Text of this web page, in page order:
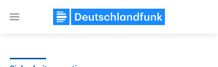
Close